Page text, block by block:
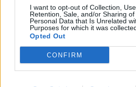
I want to opt-out of Collection, Use,
Retention, Sale, and/or Sharing of
Personal Data that Is Unrelated
Purposes for which it was
Opted Out
CONFIRM
29 Julho, 2026 - 14:11